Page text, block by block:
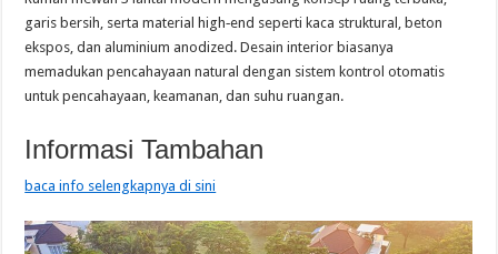
garis bersih, serta material high‑end seperti kaca struktural, beton
ekspos, dan aluminium anodized. Desain interior biasanya
memadukan pencahayaan natural dengan sistem kontrol otomatis
untuk pencahayaan, keamanan, dan suhu ruangan.
Informasi Tambahan
baca info selengkapnya di sini